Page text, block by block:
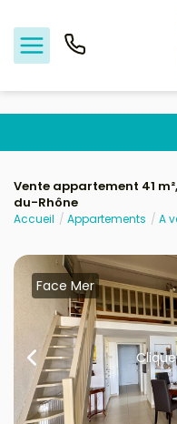
Vendre
Biens vendus
Location -
Nos agences
Estimation
Vente appartement 41
du-Rhône
Accueil Appartements A
Face Mer